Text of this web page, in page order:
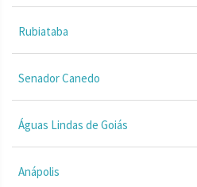
Rubiataba
Senador Canedo
Águas Lindas de Goiás
Anápolis